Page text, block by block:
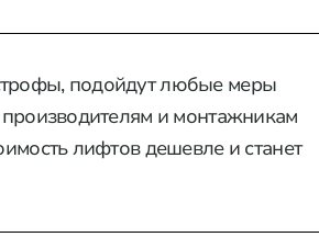
подойдут любые меры
производителям и монтажникам
лифтов дешевле и станет